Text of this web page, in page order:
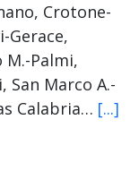
Crotone-
Gerace,
Palmi,
San Marco A.-
Calabria… [...]